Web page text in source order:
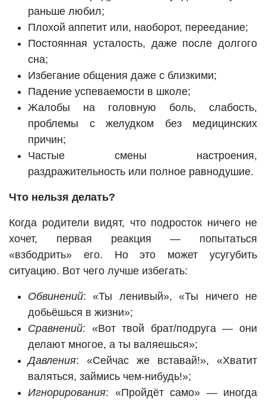
раньше любил;
Плохой аппетит или, наоборот, переедание;
Постоянная усталость, даже после долгого
сна;
Избегание общения даже с близкими;
Падение успеваемости в школе;
Жалобы на головную боль, слабость,
проблемы с желудком без медицинских
причин;
Частые смены настроения,
раздражительность или полное равнодушие.
Что нельзя делать?
Когда родители видят, что подросток ничего не
хочет, первая реакция — попытаться
«взбодрить» его. Но это может усугубить
ситуацию. Вот чего лучше избегать:
Обвинений: «Ты ленивый», «Ты ничего не
добьёшься в жизни»;
Сравнений: «Вот твой брат/подруга — они
делают многое, а ты валяешься»;
Давления: «Сейчас же вставай!», «Хватит
валяться, займись чем-нибудь!»;
Игнорирования: «Пройдёт само» — иногда